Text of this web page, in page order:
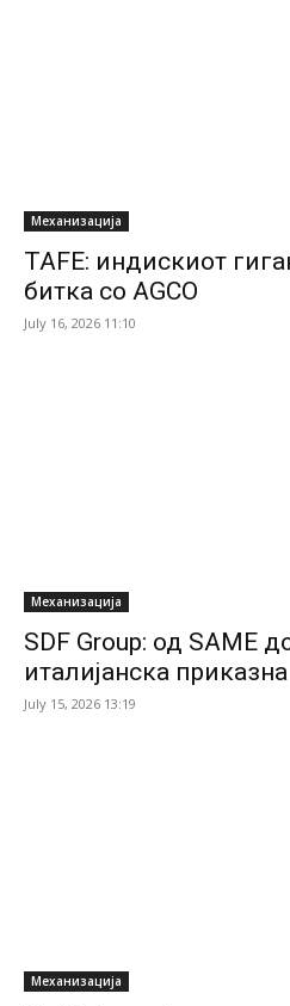
Механизација
TAFE: индискиот
битка со AGCO
July 16, 2026 11:10
Механизација
SDF Group: од SAME
италијанска приказна
July 15, 2026 13:19
Механизација